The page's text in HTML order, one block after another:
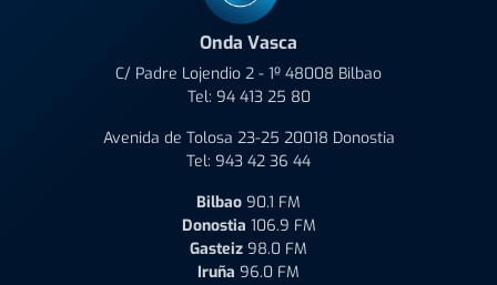
Onda Vasca
C/ Padre Lojendio 2 - 1º 48008 Bilbao
Tel: 94 413 25 80
Avenida de Tolosa 23-25 20018 Donostia
Tel: 943 42 36 44
Bilbao 90.1 FM
Donostia 106.9 FM
Gasteiz 98.0 FM
Iruña 96.0 FM